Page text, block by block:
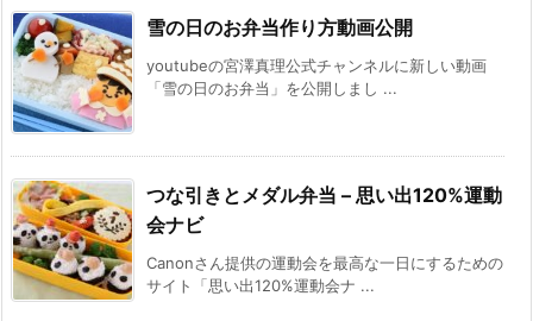
雪の日のお弁当作り方動画公開
youtubeの宮澤真理公式チャンネルに新しい動画
「雪の日のお弁当」を公開しまし ...
つな引きとメダル弁当 – 思い出120%運動
会ナビ
Canonさん提供の運動会を最高な一日にするための
サイト「思い出120%運動会ナ ...